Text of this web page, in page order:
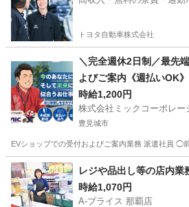
トヨタ自動車株式会社
＼完全週休2日制／最先
よびご案内《週払いOK》
時給1,200円
株式会社ミックコーポレー
豊見城市
EVショップでの受付およびご案内業務 派遣社員
沖縄 豊見城市 その他
レジや品出し等の店内業
時給1,070円
A-プライス 那覇店